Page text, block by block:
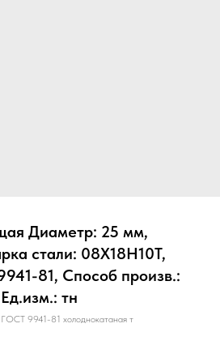
Диаметр: 25 мм,
стали: 08Х18Н10Т,
81, Способ произв.:
тн
9941-81 холоднокатаная т